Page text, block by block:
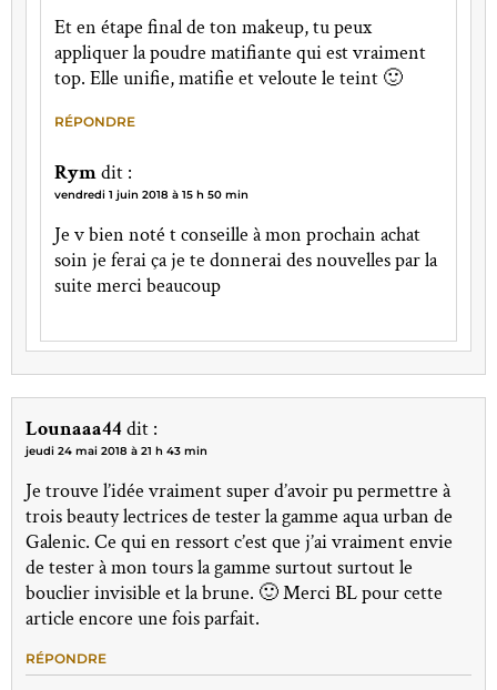
Et en étape final de ton makeup, tu peux
appliquer la poudre matifiante qui est vraiment
top. Elle unifie, matifie et veloute le teint 🙂
RÉPONDRE
Rymdit :
vendredi 1 juin 2018 à 15 h 50 min
Je v bien noté t conseille à mon prochain achat
soin je ferai ça je te donnerai des nouvelles par la
suite merci beaucoup
Lounaaa44dit :
jeudi 24 mai 2018 à 21 h 43 min
Je trouve l’idée vraiment super d’avoir pu permettre à
trois beauty lectrices de tester la gamme aqua urban de
Galenic. Ce qui en ressort c’est que j’ai vraiment envie
de tester à mon tours la gamme surtout surtout le
bouclier invisible et la brune. 🙂 Merci BL pour cette
article encore une fois parfait.
RÉPONDRE